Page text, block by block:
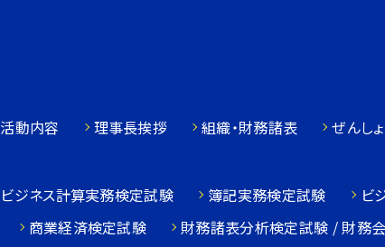
活動内容 理事長挨拶 組織・財務諸表 ぜんし
ビジネス計算実務検定試験 簿記実務検定試験
ビ
商業経済検定試験
財務諸表分析検定試験 / 財務